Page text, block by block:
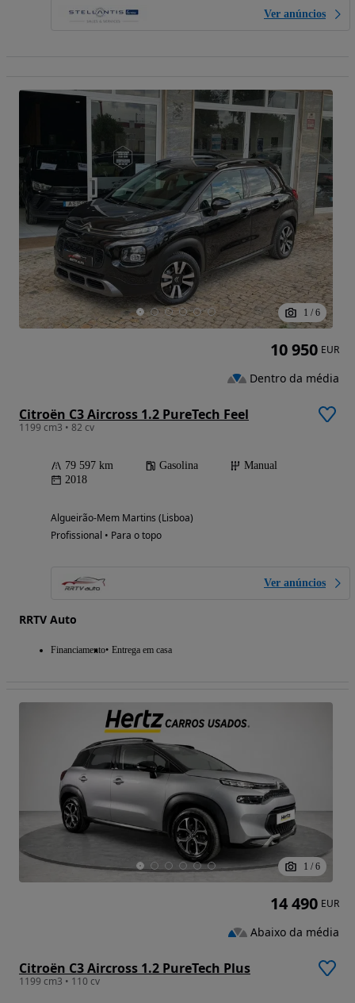
Ver anúncios
1 / 6
Citroën C3 Aircross 1.2 PureTech Feel
1199 cm3 • 82 cv
79 597 km Gasolina
Manual
2018
Algueirão-Mem Martins (Lisboa)
Profissional • Para o topo
Ver anúncios
RRTV Auto
Financiamento Entrega em casa
10 950 EUR
Dentro da média
1 / 6
Citroën C3 Aircross 1.2 PureTech Plus
1199 cm3 • 110 cv
14 490 EUR
Abaixo da média